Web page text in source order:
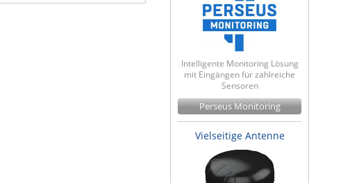
Intelligente Monitoring Lösung
mit Eingängen für zahlreiche
Sensoren
Perseus Monitoring
Vielseitige Antenne